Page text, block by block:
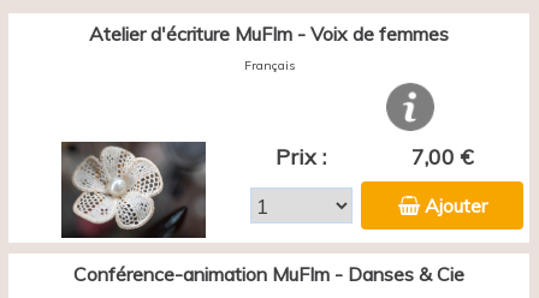
Atelier d'écriture MuFIm - Voix de femmes
Français
Prix : 7,00 €
Ajouter
Conférence-animation MuFIm - Danses & Cie